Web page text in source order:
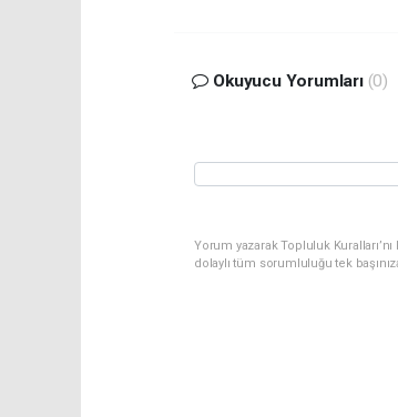
Okuyucu Yorumları (0)
Yorum yazarak Topluluk
dolaylı tüm sorumluluğu tek